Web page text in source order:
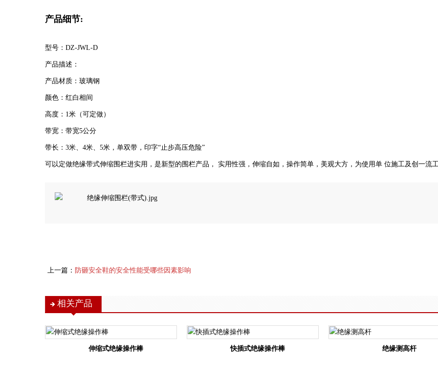
产品细节:
型号：DZ-JWL-D
产品描述：
产品材质：玻璃钢
颜色：红白相间
高度：1米（可定做）
带宽：带宽5公分
带长：3米、4米、5米，单双带，印字“止步高压危险”
可以定做绝缘带式伸缩围栏进实用，是新型的围栏产品， 实用性强，伸缩自如，操作简单，美观大方，为使用单 位施工及创一流
上一篇： 防砸安全鞋的安全性能受哪些因素影响
相关产品
伸缩式绝缘操作棒 快插式绝缘操作棒 绝缘测高杆